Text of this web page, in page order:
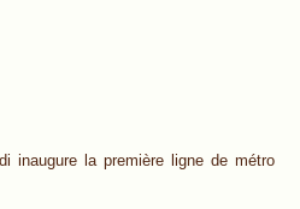
inaugure la première ligne de métro